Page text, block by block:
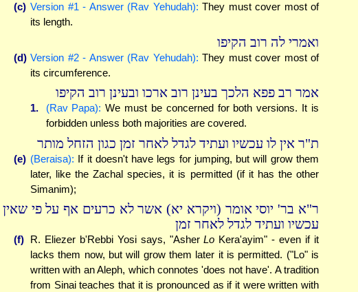
(c) Version #1 - Answer (Rav Yehudah): They must cover most of
its length.
ואמרי לה רוב הקיפו
(d) Version #2 - Answer (Rav Yehudah): They must cover most of
its circumference.
אמר רב פפא הלכך בעינן רוב ארכו ובעינן רוב הקיפו
1. (Rav Papa): We must be concerned for both versions. It is
forbidden unless both majorities are covered.
ת"ר אין לו עכשיו ועתיד לגדל לאחר זמן כגון הזחל מותר
(e) (Beraisa): If it doesn't have legs for jumping, but will grow them
later, like the Zachal species, it is permitted (if it has the other
Simanim);
ר"א בר' יוסי אומר (ויקרא יא) אשר לא כרעים אף על פי שאין
עכשיו ועתיד לגדל לאחר זמן
(f) R. Eliezer b'Rebbi Yosi says, "AsherLo Kera'ayim" - even if it
lacks them now, but will grow them later it is permitted. ("Lo" is
written with an Aleph, which connotes 'does not have'. A tradition
from Sinai teaches that it is pronounced as if it were written with